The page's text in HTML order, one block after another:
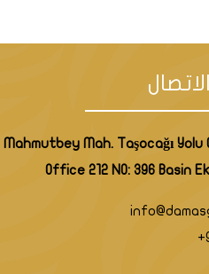
Mahmutbey Mah. Taşocağı Yolu
Office 212 NO: 396 Basin